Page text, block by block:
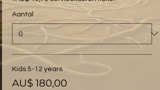
Aantal
Kids 5-12 years
AU$ 180,00